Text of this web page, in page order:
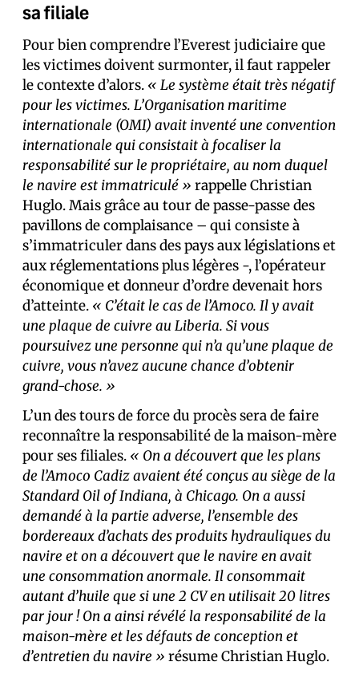
sa filiale
Pour bien comprendre l’Everest judiciaire que
les victimes doivent surmonter, il faut rappeler
le contexte d’alors. « Le système était très négatif
pour les victimes. L’Organisation maritime
internationale (OMI) avait inventé une convention
internationale qui consistait à focaliser la
responsabilité sur le propriétaire, au nom duquel
le navire est immatriculé » rappelle Christian
Huglo. Mais grâce au tour de passe-passe des
pavillons de complaisance – qui consiste à
s’immatriculer dans des pays aux législations et
aux réglementations plus légères -, l’opérateur
économique et donneur d’ordre devenait hors
d’atteinte. « C’était le cas de l’Amoco. Il y avait
une plaque de cuivre au Liberia. Si vous
poursuivez une personne qui n’a qu’une plaque de
cuivre, vous n’avez aucune chance d’obtenir
grand-chose. »
L’un des tours de force du procès sera de faire
reconnaître la responsabilité de la maison-mère
pour ses filiales. « On a découvert que les plans
de l’Amoco Cadiz avaient été conçus au siège de la
Standard Oil of Indiana, à Chicago. On a aussi
demandé à la partie adverse, l’ensemble des
bordereaux d’achats des produits hydrauliques du
navire et on a découvert que le navire en avait
une consommation anormale. Il consommait
autant d’huile que si une 2 CV en utilisait 20 litres
par jour ! On a ainsi révélé la responsabilité de la
maison-mère et les défauts de conception et
d’entretien du navire » résume Christian Huglo.